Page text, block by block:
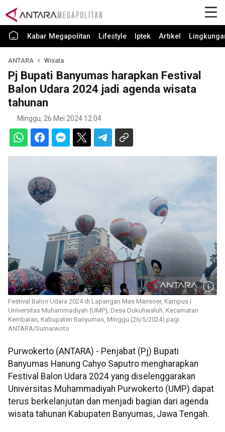
Kabar Megapolitan Lifestyle Iptek Artikel
ANTARA Wisata
Pj Bupati Banyumas harapkan Festival
Balon Udara 2024 jadi agenda wisata
tahunan
Minggu, 26 Mei 2024 12:04
Festival Balon Udara 2024 di Lapangan Mas Mansoer, Kampus I
Universitas Muhammadiyah (UMP), Desa Dukuhwaluh, Kecamatan
Kembaran, Kabupaten Banyumas, Minggu (26/5/2024) pagi.
ANTARA/Sumarwoto
Purwokerto (ANTARA) - Penjabat (Pj) Bupati
Banyumas Hanung Cahyo Saputro mengharapkan
Festival Balon Udara 2024 yang diselenggarakan
Universitas Muhammadiyah Purwokerto (UMP) dapat
terus berkelanjutan dan menjadi bagian dari agenda
wisata tahunan Kabupaten Banyumas, Jawa Tengah.